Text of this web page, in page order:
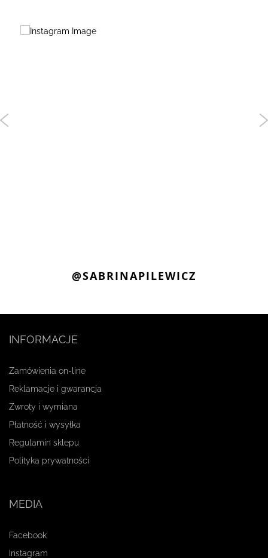
@SABRINAPILEWICZ
INFORMACJE
Zamówienia on-line
Reklamacje i gwarancja
Zwroty i wymiana
Płatność i wysyłka
Regulamin sklepu
Polityka prywatności
MEDIA
Facebook
Instagram